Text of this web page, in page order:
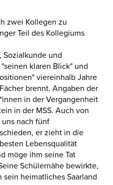
zwei Kollegen zu
Teil des Kollegiums
Sozialkunde und
klaren Blick" und
viereinhalb Jahre
brennt. Angaben der
in der Vergangenheit
in der MSS. Auch von
uns nach fünf
er zieht in die
Lebensqualität
möge ihm seine Tat
Schülernähe bewirkte,
sein heimatliches Saarland